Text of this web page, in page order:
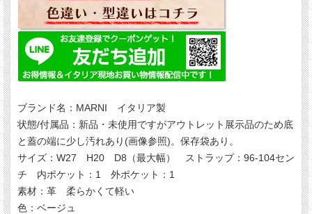
ブランド名：MARNI イタリア製
状態/付属品：新品・未使用ですがアウトレット展示品のため底
と蓋の端に少し汚れあり(画像参照)。保存袋あり。
サイズ：W27 H20 D8（最大幅） ストラップ：96-104セン
チ 内ポケット：1 外ポケット：1
素材：革 柔らかくて軽い
色：ベージュ